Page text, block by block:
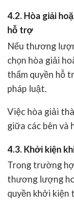
4.2. Hòa giải
hỗ trợ
Nếu thương
chọn hòa giải
thẩm quyền hỗ
pháp luật.
Việc hòa giải
giữa các bên và
4.3. Khởi kiện
Trong trường
thương lượng
quyền khởi kiện